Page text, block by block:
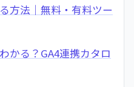
方法｜無料・有料ツー
かる？GA4連携カタロ